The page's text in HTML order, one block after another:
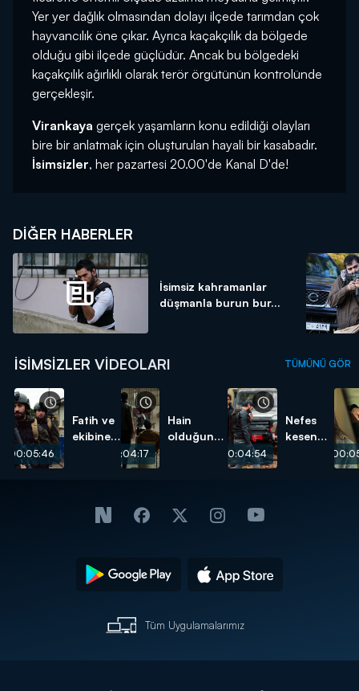
Yer yer dağlık olmasından dolayı ilçede tarımdan çok
hayvancılık öne çıkar. Ayrıca kaçakçılık da bölgede
olduğu gibi ilçede güçlüdür. Ancak bu bölgedeki
kaçakçılık ağırlıklı olarak terör örgütünün kontrolünde
gerçekleşir.
Virankaya gerçek yaşamların konu edildiği olayları
bire bir anlatmak için oluşturulan hayali bir kasabadır.
İsimsizler, her pazartesi 20.00'de Kanal D'de!
DIĞER HABERLER
İsimsiz kahramanlar
düşmanla burun bur...
İSIMSIZLER VIDEOLARI TÜMÜNÜ GÖR
00:05:46
Fatih ve
ekibine
00:04:17
Hain
olduğunu
00:04:54
Nefes
kesen
Tüm Uygulamalarımız